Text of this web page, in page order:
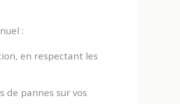
:
en respectant les
pannes sur vos